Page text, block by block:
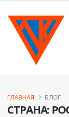
CТРАНА:
ГЛАВНАЯ БЛОГ